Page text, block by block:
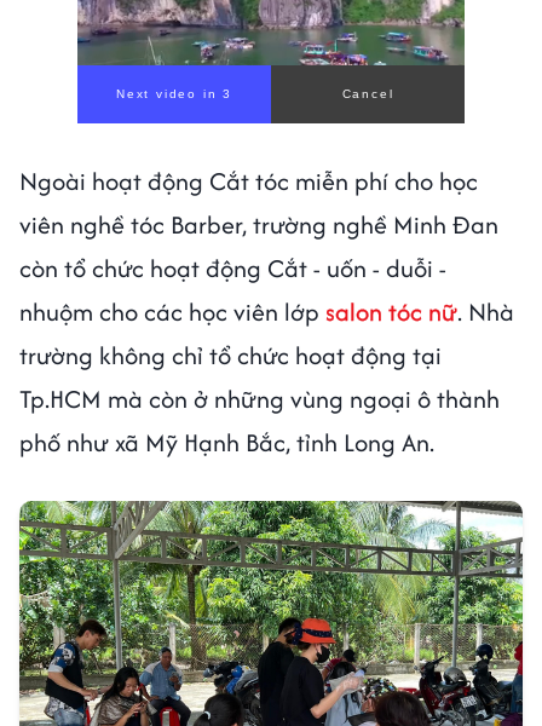
Next video in 1 Cancel
Ngoài hoạt động Cắt tóc miễn phí cho học
viên nghề tóc Barber, trường nghề Minh Đan
còn tổ chức hoạt động Cắt - uốn - duỗi -
nhuộm cho các học viên lớp salon tóc nữ. Nhà
trường không chỉ tổ chức hoạt động tại
Tp.HCM mà còn ở những vùng ngoại ô thành
phố như xã Mỹ Hạnh Bắc, tỉnh Long An.